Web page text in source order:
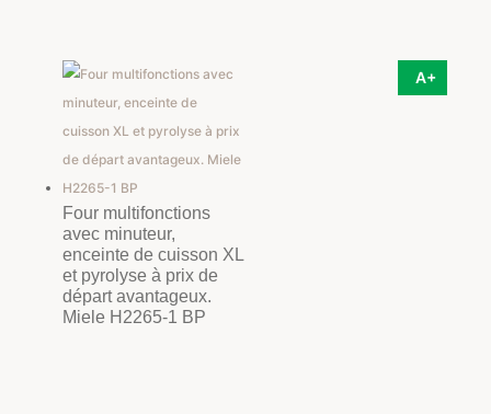
A+
Four multifonctions
avec minuteur,
enceinte de cuisson XL
et pyrolyse à prix de
départ avantageux.
Miele H2265-1 BP